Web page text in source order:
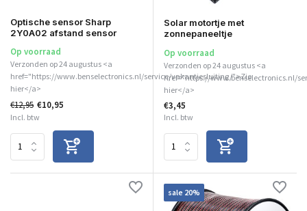
Optische sensor Sharp
2Y0A02 afstand sensor
Op voorraad
Verzonden op 24 augustus <a
href="https://www.benselectronics.nl/service/vakantiesluiting/">Zie
hier</a>
€12,95 €10,95
Incl. btw
Solar motortje met
zonnepaneeltje
Op voorraad
Verzonden op 24 augustus <a
href="https://www.benselectronics.nl/
hier</a>
€3,45
Incl. btw
sale 20%